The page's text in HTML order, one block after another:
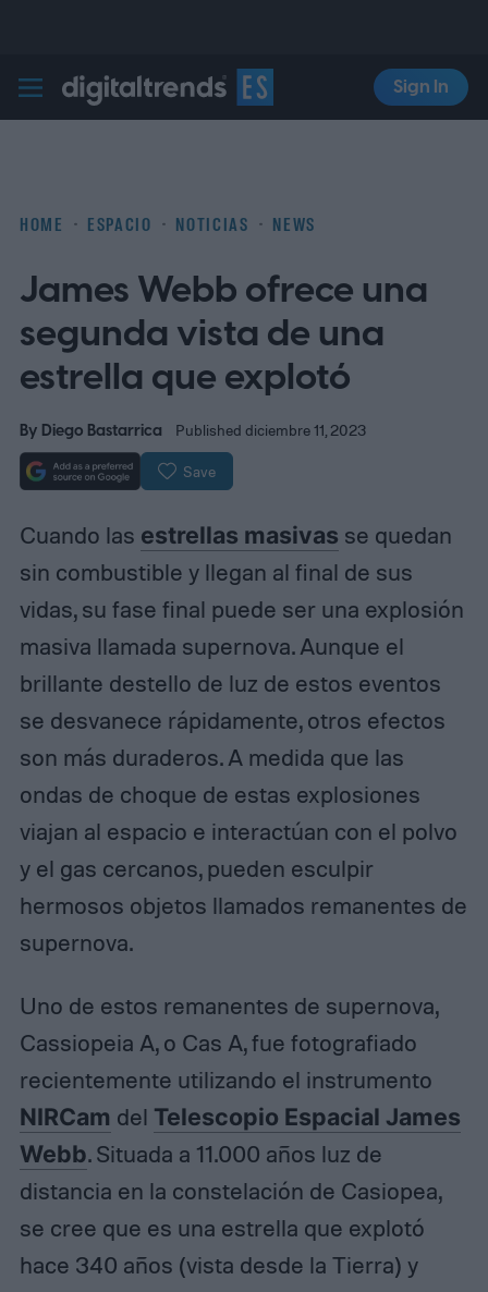
Digital Trends Español
Sign In
HOME ESPACIO NOTICIAS NEWS
James Webb ofrece una
segunda vista de una
estrella que explotó
By Diego Bastarrica Published diciembre 11, 2023
Save
Cuando las estrellas masivas se quedan
sin combustible y llegan al final de sus
vidas, su fase final puede ser una explosión
masiva llamada supernova. Aunque el
brillante destello de luz de estos eventos
se desvanece rápidamente, otros efectos
son más duraderos. A medida que las
ondas de choque de estas explosiones
viajan al espacio e interactúan con el polvo
y el gas cercanos, pueden esculpir
hermosos objetos llamados remanentes de
supernova.
Uno de estos remanentes de supernova,
Cassiopeia A, o Cas A, fue fotografiado
recientemente utilizando el instrumento
NIRCam del Telescopio Espacial James
Webb. Situada a 11.000 años luz de
distancia en la constelación de Casiopea,
se cree que es una estrella que explotó
hace 340 años (vista desde la Tierra) y